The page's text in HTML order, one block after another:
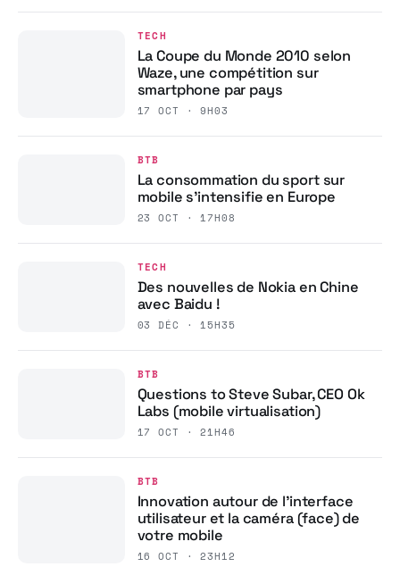
TECH
La Coupe du Monde 2010 selon
Waze, une compétition sur
smartphone par pays
17 OCT · 9H03
BTB
La consommation du sport sur
mobile s’intensifie en Europe
23 OCT · 17H08
TECH
Des nouvelles de Nokia en Chine
avec Baidu !
03 DÉC · 15H35
BTB
Questions to Steve Subar, CEO Ok
Labs (mobile virtualisation)
17 OCT · 21H46
BTB
Innovation autour de l’interface
utilisateur et la caméra (face) de
votre mobile
16 OCT · 23H12